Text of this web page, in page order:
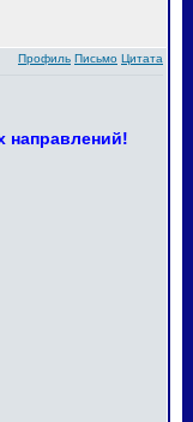
Профиль Письмо Цитата
направлений!